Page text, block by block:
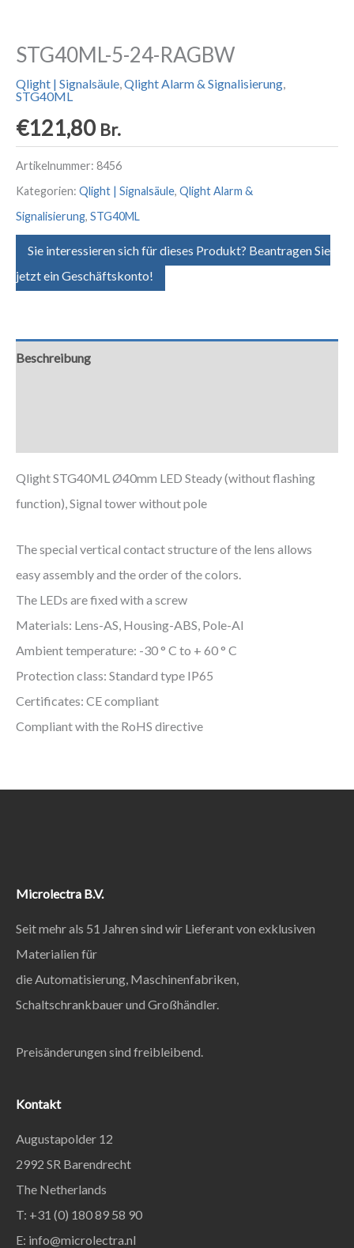
STG40ML-5-24-RAGBW
Qlight | Signalsäule,Qlight Alarm & Signalisierung,
STG40ML
€121,80 Br.
Artikelnummer: 8456
Kategorien: Qlight | Signalsäule, Qlight Alarm &
Signalisierung, STG40ML
Sie interessieren sich für dieses Produkt? Beantragen Sie
jetzt ein Geschäftskonto!
Beschreibung
Qlight STG40ML Ø40mm LED Steady (without flashing
function), Signal tower without pole
The special vertical contact structure of the lens allows
easy assembly and the order of the colors.
The LEDs are fixed with a screw
Materials: Lens-AS, Housing-ABS, Pole-Al
Ambient temperature: -30 ° C to + 60 ° C
Protection class: Standard type IP65
Certificates: CE compliant
Compliant with the RoHS directive
Microlectra B.V.
Seit mehr als 51 Jahren sind wir Lieferant von exklusiven
Materialien für
die Automatisierung, Maschinenfabriken,
Schaltschrankbauer und Großhändler.
Preisänderungen sind freibleibend.
Kontakt
Augustapolder 12
2992 SR Barendrecht
The Netherlands
T: +31 (0) 180 89 58 90
E: info@microlectra.nl